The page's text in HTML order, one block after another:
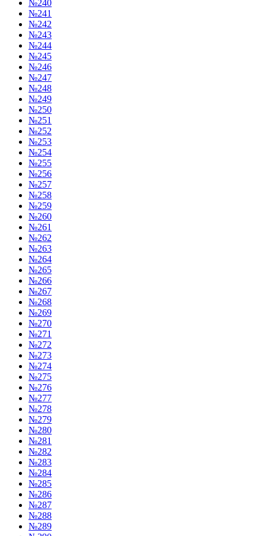
№240
№241
№242
№243
№244
№245
№246
№247
№248
№249
№250
№251
№252
№253
№254
№255
№256
№257
№258
№259
№260
№261
№262
№263
№264
№265
№266
№267
№268
№269
№270
№271
№272
№273
№274
№275
№276
№277
№278
№279
№280
№281
№282
№283
№284
№285
№286
№287
№288
№289